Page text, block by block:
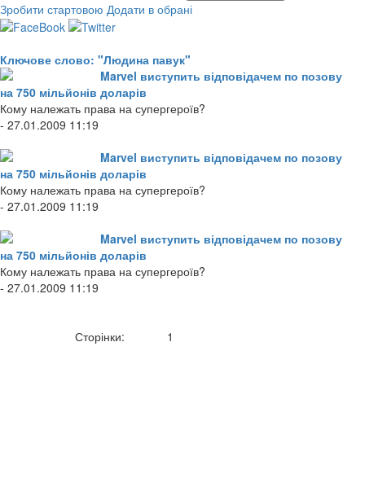
Зробити стартовою Додати в обрані
Ключове слово: "Людина павук"
Marvel виступить відповідачем по позову
на 750 мільйонів доларів
Кому належать права на супергероїв?
- 27.01.2009 11:19
Marvel виступить відповідачем по позову
на 750 мільйонів доларів
Кому належать права на супергероїв?
- 27.01.2009 11:19
Marvel виступить відповідачем по позову
на 750 мільйонів доларів
Кому належать права на супергероїв?
- 27.01.2009 11:19
Сторінки: 1